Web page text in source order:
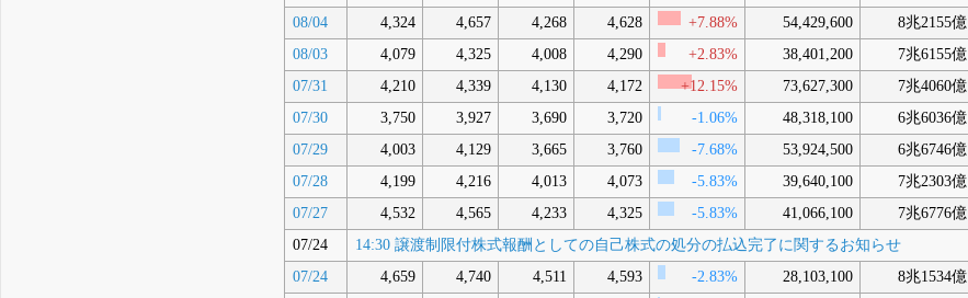
08/04
4,324 4,657 4,268 4,628 +7.88% 54,429,600 8兆2155億
08/03
4,079 4,325 4,008 4,290 +2.83% 38,401,200 7兆6155億
07/31
4,210 4,339 4,130 4,172 +12.15% 73,627,300 7兆4060億
07/30
3,750 3,927 3,690 3,720 -1.06% 48,318,100 6兆6036億
07/29
4,003 4,129 3,665 3,760 -7.68% 53,924,500 6兆6746億
07/28
4,199 4,216 4,013 4,073 -5.83% 39,640,100 7兆2303億
07/27
4,532 4,565 4,233 4,325 -5.83% 41,066,100 7兆6776億
07/24
14:30 譲渡制限付株式報酬としての自己株式の処分の払込完了に関するお知らせ
07/24
4,659 4,740 4,511 4,593 -2.83% 28,103,100 8兆1534億